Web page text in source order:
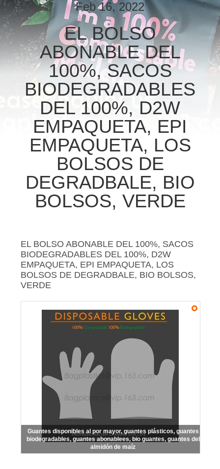
CONTROL
DE
CALIDAD
ÉNTRENOS
CONTACTO
UNA
DEL
SITIO
PRIVACY
POLICY
Feb 16, 2022
EL BOLSO
ABONABLE DEL
100%, SACOS
BIODEGRADABLES
DEL 100%, D2W
EMPAQUETA, EPI
EMPAQUETA, LOS
BOLSOS DE
DEGRADBALE, BIO
BOLSOS, VERDE
EL BOLSO ABONABLE DEL 100%, SACOS
BIODEGRADABLES DEL 100%, D2W
EMPAQUETA, EPI EMPAQUETA, LOS
BOLSOS DE DEGRADBALE, BIO BOLSOS,
VERDE
Guantes disponibles al por mayor, guantes plásticos, guantes
biodegradables, guantes abonablees, bio guantes, guantes del
almidón de maíz